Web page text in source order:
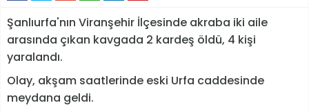
Şanlıurfa'nın Viranşehir İlçesinde akraba iki aile
arasında çıkan kavgada 2 kardeş öldü, 4 kişi
yaralandı.
Olay, akşam saatlerinde eski Urfa caddesinde
meydana geldi.